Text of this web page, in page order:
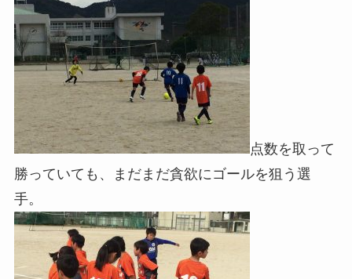
点数を取って
勝っていても、まだまだ貪欲にゴールを狙う選
手。